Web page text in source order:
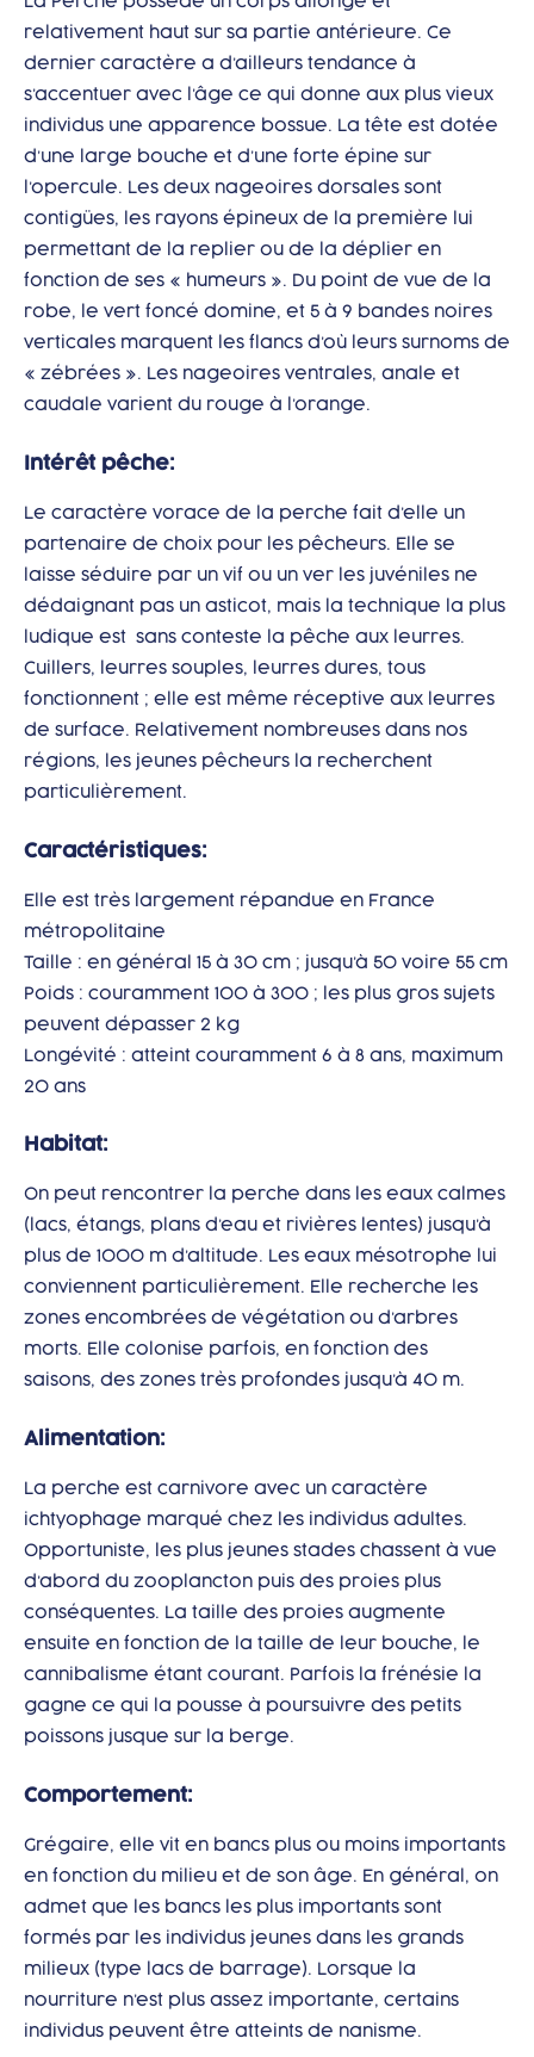
relativement haut sur sa partie antérieure. Ce
dernier caractère a d’ailleurs tendance à
s’accentuer avec l’âge ce qui donne aux plus vieux
individus une apparence bossue. La tête est dotée
d’une large bouche et d’une forte épine sur
l’opercule. Les deux nageoires dorsales sont
contigües, les rayons épineux de la première lui
permettant de la replier ou de la déplier en
fonction de ses « humeurs ». Du point de vue de la
robe, le vert foncé domine, et 5 à 9 bandes noires
verticales marquent les flancs d’où leurs surnoms de
« zébrées ». Les nageoires ventrales, anale et
caudale varient du rouge à l’orange.
Intérêt pêche:
Le caractère vorace de la perche fait d’elle un
partenaire de choix pour les pêcheurs. Elle se
laisse séduire par un vif ou un ver les juvéniles ne
dédaignant pas un asticot, mais la technique la plus
ludique est sans conteste la pêche aux leurres.
Cuillers, leurres souples, leurres dures, tous
fonctionnent ; elle est même réceptive aux leurres
de surface. Relativement nombreuses dans nos
régions, les jeunes pêcheurs la recherchent
particulièrement.
Caractéristiques:
Elle est très largement répandue en France
métropolitaine
Taille : en général 15 à 30 cm ; jusqu’à 50 voire 55 cm
Poids : couramment 100 à 300 ; les plus gros sujets
peuvent dépasser 2 kg
Longévité : atteint couramment 6 à 8 ans, maximum
20 ans
Habitat:
On peut rencontrer la perche dans les eaux calmes
(lacs, étangs, plans d’eau et rivières lentes) jusqu’à
plus de 1000 m d’altitude. Les eaux mésotrophe lui
conviennent particulièrement. Elle recherche les
zones encombrées de végétation ou d’arbres
morts. Elle colonise parfois, en fonction des
saisons, des zones très profondes jusqu’à 40 m.
Alimentation:
La perche est carnivore avec un caractère
ichtyophage marqué chez les individus adultes.
Opportuniste, les plus jeunes stades chassent à vue
d’abord du zooplancton puis des proies plus
conséquentes. La taille des proies augmente
ensuite en fonction de la taille de leur bouche, le
cannibalisme étant courant. Parfois la frénésie la
gagne ce qui la pousse à poursuivre des petits
poissons jusque sur la berge.
Comportement:
Grégaire, elle vit en bancs plus ou moins importants
en fonction du milieu et de son âge. En général, on
admet que les bancs les plus importants sont
formés par les individus jeunes dans les grands
milieux (type lacs de barrage). Lorsque la
nourriture n’est plus assez importante, certains
individus peuvent être atteints de nanisme.